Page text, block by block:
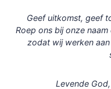
Geef uitkomst, geef
Roep ons bij onze
zodat wij werken
Levende